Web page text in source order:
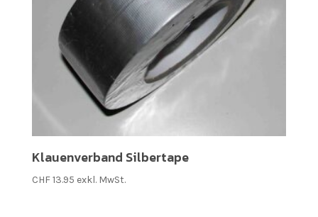
Klauenverband Silbertape
CHF13.95 exkl. MwSt.